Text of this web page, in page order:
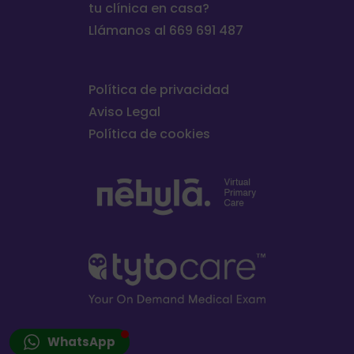
WhatsApp
tu clínica en casa?
Llámanos al 669 691 487
Política de privacidad
Aviso Legal
Política de cookies